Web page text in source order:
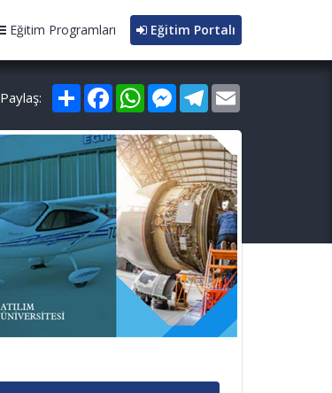
Eğitim Programları Eğitim Portalı
Paylaş: PaylaşFacebookWhatsAppMessenger
Telegram